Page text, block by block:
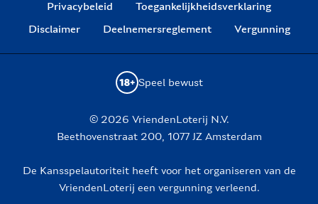
Privacybeleid
Toegankelijkheidsverklaring
Disclaimer
Deelnemersreglement Vergunning
Speel bewust
© 2026 VriendenLoterij N.V.
Beethovenstraat 200, 1077 JZ Amsterdam
De Kansspelautoriteit heeft voor het organiseren van de
VriendenLoterij een vergunning verleend.